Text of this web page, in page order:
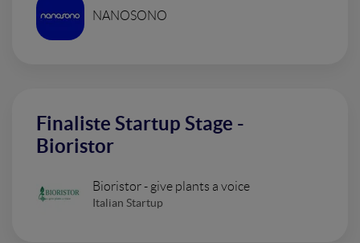
NANOSONO
Finaliste Startup Stage -
Bioristor
Bioristor - give plants a voice
Italian Startup